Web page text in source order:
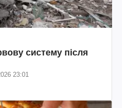
систему після
23:01